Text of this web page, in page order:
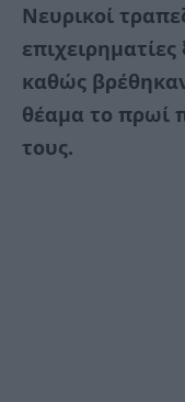
Νευρικοί
καθώς
θέαμα το πρωί
τους.